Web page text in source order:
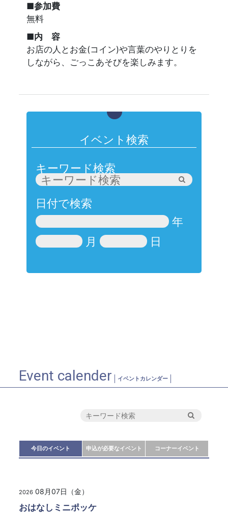
■参加費
無料
■内 容
お店の人とお金(コイン)や言葉のやりとりを
しながら、ごっこあそびを楽しみます。
イベント検索
キーワード検索
日付で検索
年
月
日
Event calender イベントカレンダー
今日のイベント 申込が必要なイベント コーナーイベント
2026 08月07日（金）
おはなしミニポッケ